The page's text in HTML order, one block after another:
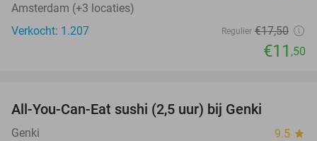
Amsterdam (+3 locaties)
Verkocht: 1.207
Regulier €17,50
€11 ,50
All-You-Can-Eat sushi (2,5 uur) bij Genki
Genki 9.5 star